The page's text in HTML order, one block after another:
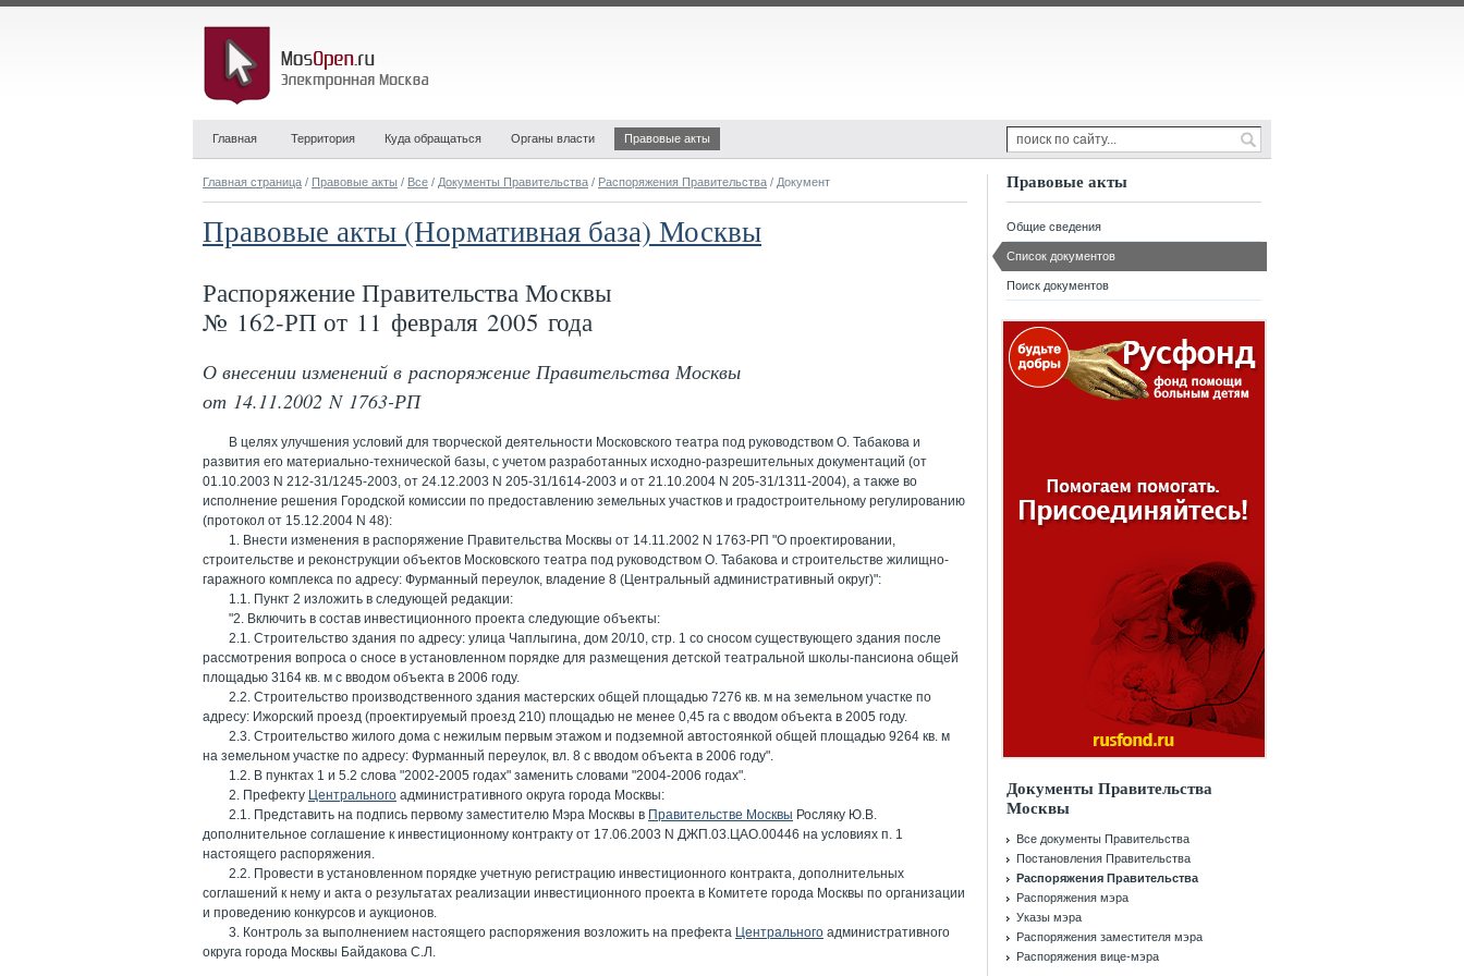
Главная Территория Куда обращаться Органы власти Правовые акты
Главная страница / Правовые акты / Все / Документы Правительства / Распоряжения Правительства / Документ
Правовые акты (Нормативная база) Москвы
Распоряжение Правительства Москвы
№ 162-РП от 11 февраля 2005 года
О внесении изменений в распоряжение Правительства Москвы
от 14.11.2002 N 1763-РП
В целях улучшения условий для творческой деятельности Московского театра под руководством О. Табакова и
развития его материально-технической базы, с учетом разработанных исходно-разрешительных документаций (от
01.10.2003 N 212-31/1245-2003, от 24.12.2003 N 205-31/1614-2003 и от 21.10.2004 N 205-31/1311-2004), а также во
исполнение решения Городской комиссии по предоставлению земельных участков и градостроительному регулированию
(протокол от 15.12.2004 N 48):
1. Внести изменения в распоряжение Правительства Москвы от 14.11.2002 N 1763-РП "О проектировании,
строительстве и реконструкции объектов Московского театра под руководством О. Табакова и строительстве жилищно-
гаражного комплекса по адресу: Фурманный переулок, владение 8 (Центральный административный округ)":
1.1. Пункт 2 изложить в следующей редакции:
"2. Включить в состав инвестиционного проекта следующие объекты:
2.1. Строительство здания по адресу: улица Чаплыгина, дом 20/10, стр. 1 со сносом существующего здания после
рассмотрения вопроса о сносе в установленном порядке для размещения детской театральной школы-пансиона общей
площадью 3164 кв. м с вводом объекта в 2006 году.
2.2. Строительство производственного здания мастерских общей площадью 7276 кв. м на земельном участке по
адресу: Ижорский проезд (проектируемый проезд 210) площадью не менее 0,45 га с вводом объекта в 2005 году.
2.3. Строительство жилого дома с нежилым первым этажом и подземной автостоянкой общей площадью 9264 кв. м
на земельном участке по адресу: Фурманный переулок, вл. 8 с вводом объекта в 2006 году".
1.2. В пунктах 1 и 5.2 слова "2002-2005 годах" заменить словами "2004-2006 годах".
2. Префекту Центрального административного округа города Москвы:
2.1. Представить на подпись первому заместителю Мэра Москвы в Правительстве Москвы Росляку Ю.В.
дополнительное соглашение к инвестиционному контракту от 17.06.2003 N ДЖП.03.ЦАО.00446 на условиях п. 1
настоящего распоряжения.
2.2. Провести в установленном порядке учетную регистрацию инвестиционного контракта, дополнительных
соглашений к нему и акта о результатах реализации инвестиционного проекта в Комитете города Москвы по организации
и проведению конкурсов и аукционов.
3. Контроль за выполнением настоящего распоряжения возложить на префекта Центрального административного
округа города Москвы Байдакова С.Л.
Правовые акты
Общие сведения
Список документов
Поиск документов
Документы Правительства
Москвы
Все документы Правительства
Постановления Правительства
Распоряжения Правительства
Распоряжения мэра
Указы мэра
Распоряжения заместителя мэра
Распоряжения вице-мэра